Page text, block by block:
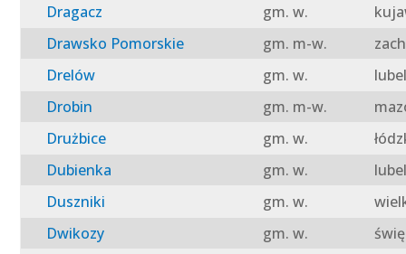
Dragacz
gm. w.
Drawsko Pomorskie
gm. m-w.
Drelów
gm. w.
Drobin
gm. m-w.
Drużbice
gm. w.
Dubienka
gm. w.
Duszniki
gm. w.
Dwikozy
gm. w.